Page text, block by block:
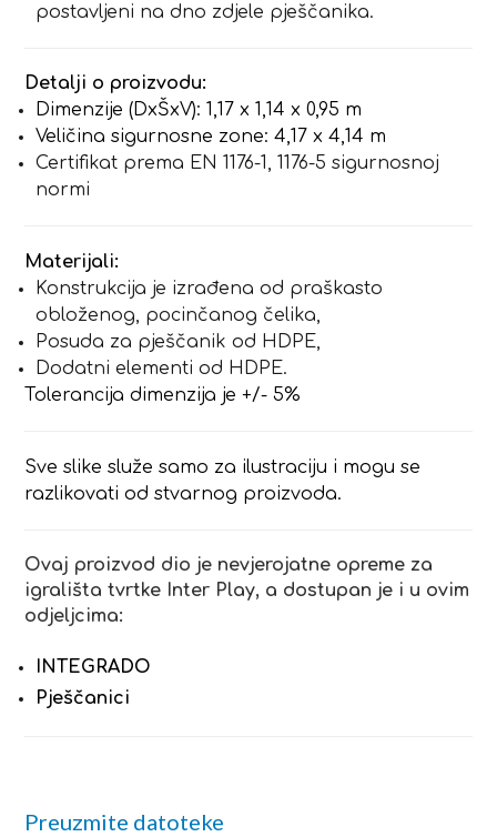
postavljeni na dno zdjele pješčanika.
Detalji o proizvodu:
Dimenzije (DxŠxV): 1,17 x 1,14 x 0,95 m
Veličina sigurnosne zone: 4,17 x 4,14 m
Certifikat prema EN 1176-1, 1176-5 sigurnosnoj
normi
Materijali:
Konstrukcija je izrađena od praškasto
obloženog, pocinčanog čelika,
Posuda za pješčanik od HDPE,
Dodatni elementi od HDPE.
Tolerancija dimenzija je +/- 5%
Sve slike služe samo za ilustraciju i mogu se
razlikovati od stvarnog proizvoda.
Ovaj proizvod dio je nevjerojatne opreme za
igrališta tvrtke Inter Play, a dostupan je i u ovim
odjeljcima:
INTEGRADO
Pješčanici
Preuzmite datoteke